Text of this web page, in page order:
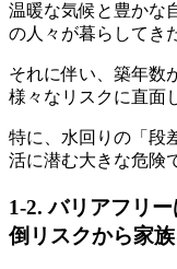
温暖な気候と豊かな
の人々が暮らしてき
それに伴い、築年数
様々なリスクに直面
特に、水回りの「段
活に潜む大きな危険
1-2. バリアフリ
倒リスクから家